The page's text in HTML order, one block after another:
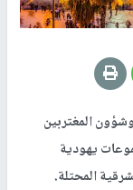
المغتربين
يهودية
المحتلة.